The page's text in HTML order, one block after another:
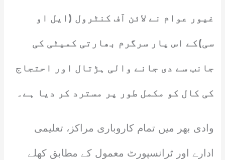
غیور عوام نے لائن آف کنٹرول (ایل او
سی)کے اس پار سرگرم بھارتی کمیٹی کی
جانب سے دی جانے والی ہڑتال اور احتجاج
کی کال کو مکمل طور پر مسترد کر دیا ہے۔
وادی بھر میں تمام کاروباری مراکز، تعلیمی
ادارے اور ٹرانسپورٹ معمول کے مطابق کھلے